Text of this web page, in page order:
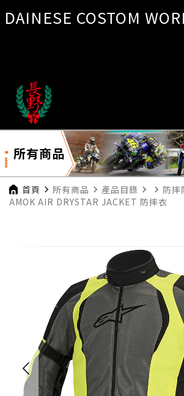
DAINESE COSTOM
所有商品
首頁 navigate_next 所有商品 navigate_next 產品目錄 navigate_next navigate_next 防摔
AMOK AIR DRYSTAR JACKET 防摔衣